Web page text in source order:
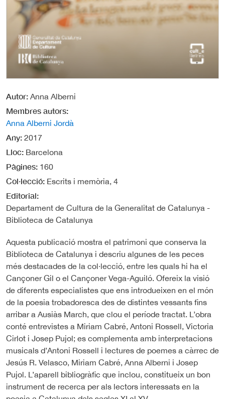
Autor Anna Alberni
Membres autors
Anna Alberni Jordà
Any 2017
Lloc Barcelona
Pàgines 160
Col·lecció Escrits i memòria, 4
Editorial
Departament de Cultura de la Generalitat de Catalunya -
Biblioteca de Catalunya
Aquesta publicació mostra el patrimoni que conserva la
Biblioteca de Catalunya i descriu algunes de les peces
més destacades de la col·lecció, entre les quals hi ha el
Cançoner Gil o el Cançoner Vega-Aguiló. Ofereix la visió
de diferents especialistes que ens introdueixen en el món
de la poesia trobadoresca des de distintes vessants fins
arribar a Ausiàs March, que clou el període tractat. L’obra
conté entrevistes a Miriam Cabré, Antoni Rossell, Victoria
Cirlot i Josep Pujol; es complementa amb interpretacions
musicals d’Antoni Rossell i lectures de poemes a càrrec de
Jesús R. Velasco, Miriam Cabré, Anna Alberni i Josep
Pujol. L’aparell bibliogràfic que inclou, constitueix un bon
instrument de recerca per als lectors interessats en la